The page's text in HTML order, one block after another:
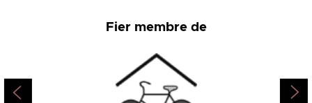
Fier membre de